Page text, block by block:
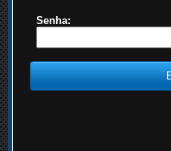
Senha: